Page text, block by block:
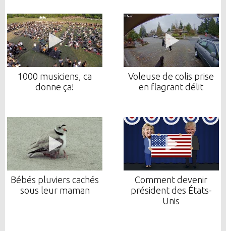
1000 musiciens, ca
donne ça!
Voleuse de colis prise
en flagrant délit
Bébés pluviers cachés
sous leur maman
Comment devenir
président des États-
Unis